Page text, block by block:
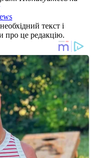
текст і
про це редакцію.